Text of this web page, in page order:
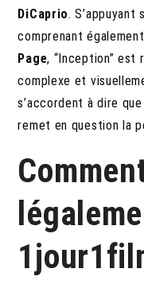
DiCaprio.
comprenant également
Page, “Inception” est
complexe et
s’accordent à dire
remet en question la